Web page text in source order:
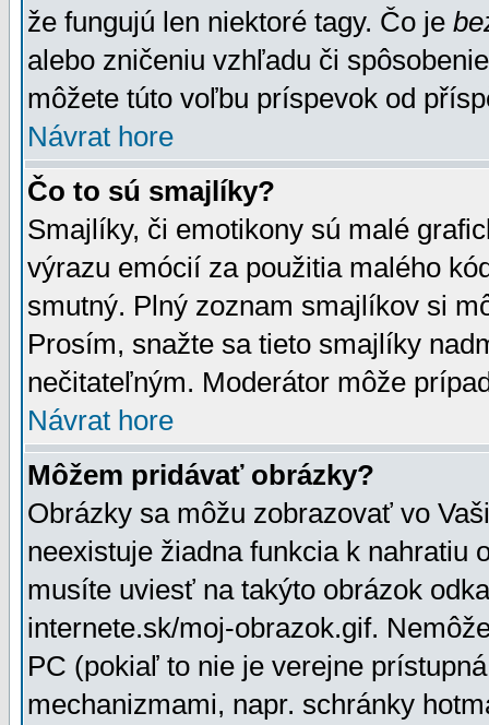
že fungujú len niektoré tagy. Čo je
alebo zničeniu vzhľadu či
môžete túto voľbu príspevok od
Návrat hore
Čo to sú smajlíky?
Smajlíky, či emotikony sú malé
výrazu emócií za použitia malého
smutný. Plný zoznam smajlíkov si
Prosím, snažte sa tieto smajlíky
nečitateľným. Moderátor môže
Návrat hore
Môžem pridávať obrázky?
Obrázky sa môžu zobrazovať vo
neexistuje žiadna funkcia k nahratiu
musíte uviesť na takýto obrázok
internete.sk/moj-obrazok.gif.
PC (pokiaľ to nie je verejne
mechanizmami, napr. schránky